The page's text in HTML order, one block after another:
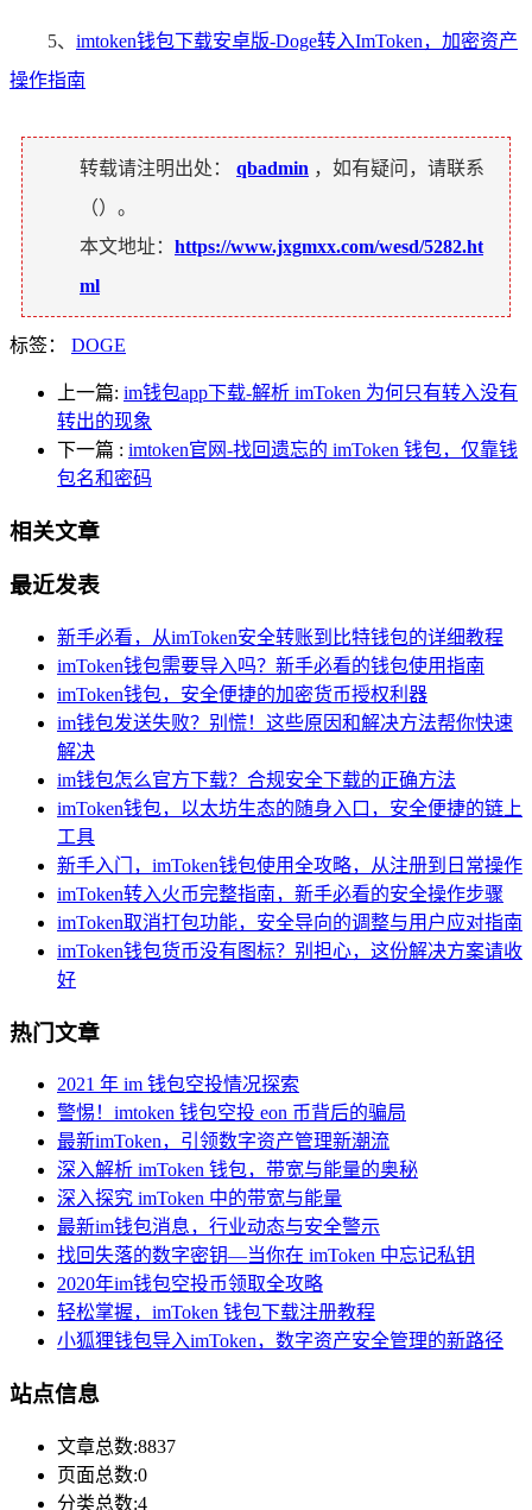
5、 imtoken钱包下载安卓版-Doge转入ImToken，加密资产
操作指南
转载请注明出处： qbadmin ，如有疑问，请联系
（）。
本文地址： https://www.jxgmxx.com/wesd/5282.ht
ml
标签： DOGE
上一篇: im钱包app下载-解析 imToken 为何只有转入没有
转出的现象
下一篇 : imtoken官网-找回遗忘的 imToken 钱包，仅靠钱
包名和密码
相关文章
最近发表
新手必看，从imToken安全转账到比特钱包的详细教程
imToken钱包需要导入吗？新手必看的钱包使用指南
imToken钱包，安全便捷的加密货币授权利器
im钱包发送失败？别慌！这些原因和解决方法帮你快速
解决
im钱包怎么官方下载？合规安全下载的正确方法
imToken钱包，以太坊生态的随身入口，安全便捷的链上
工具
新手入门，imToken钱包使用全攻略，从注册到日常操作
imToken转入火币完整指南，新手必看的安全操作步骤
imToken取消打包功能，安全导向的调整与用户应对指南
imToken钱包货币没有图标？别担心，这份解决方案请收
好
热门文章
2021 年 im 钱包空投情况探索
警惕！imtoken 钱包空投 eon 币背后的骗局
最新imToken，引领数字资产管理新潮流
深入解析 imToken 钱包，带宽与能量的奥秘
深入探究 imToken 中的带宽与能量
最新im钱包消息，行业动态与安全警示
找回失落的数字密钥—当你在 imToken 中忘记私钥
2020年im钱包空投币领取全攻略
轻松掌握，imToken 钱包下载注册教程
小狐狸钱包导入imToken，数字资产安全管理的新路径
站点信息
文章总数:8837
页面总数:0
分类总数:4